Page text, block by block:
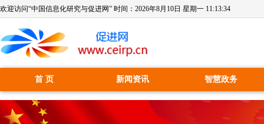
欢迎访问“中国信息化研究与促进网” 时间： 2026年8月10日 星期一 11:13:34
首 页 新闻资讯 智慧政务